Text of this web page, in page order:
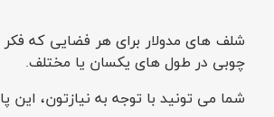
شلف های مدولار برای هر فضایی که
چوبی در طول های یکسان یا مختلف.
شما می تونید با توجه به نیازتون،